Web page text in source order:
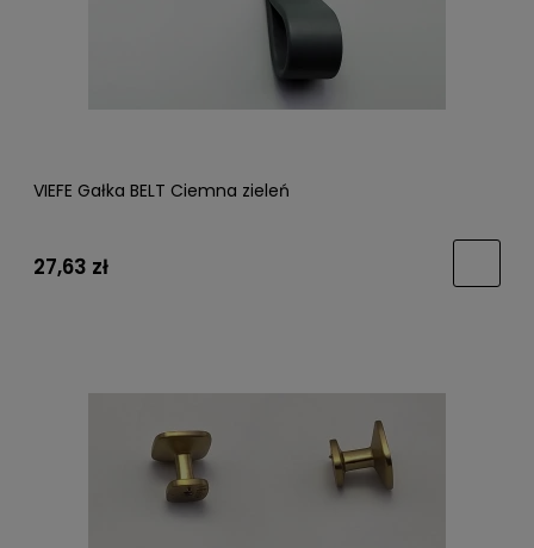
VIEFE Gałka BELT Ciemna zieleń
27,63 zł